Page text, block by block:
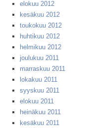
elokuu 2012
kesäkuu 2012
toukokuu 2012
huhtikuu 2012
helmikuu 2012
joulukuu 2011
marraskuu 2011
lokakuu 2011
syyskuu 2011
elokuu 2011
heinäkuu 2011
kesäkuu 2011